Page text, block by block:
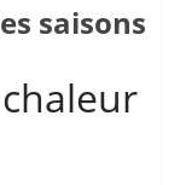
saisons